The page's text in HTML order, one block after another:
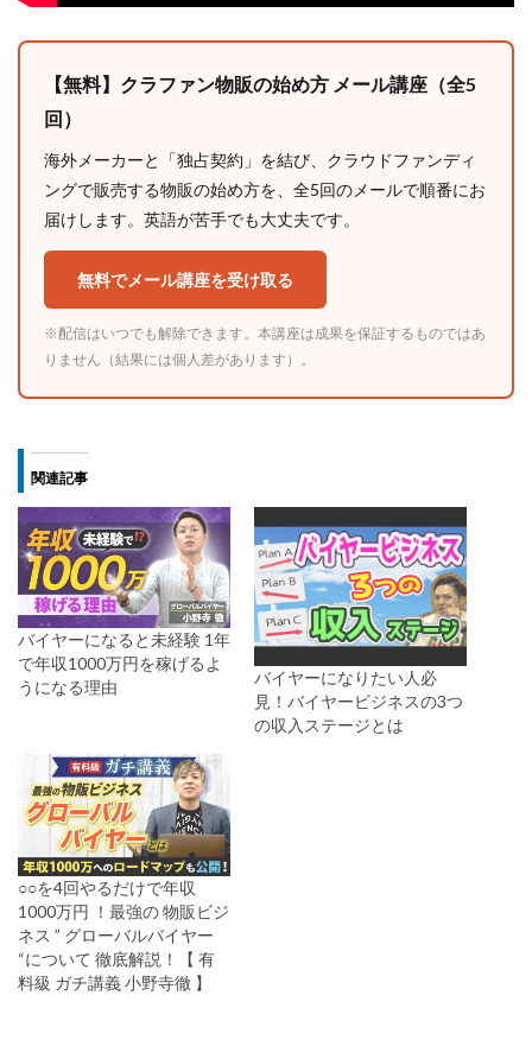
【無料】クラファン物販の始め方 メール講座（全5
回）
海外メーカーと「独占契約」を結び、クラウドファンディ
ングで販売する物販の始め方を、全5回のメールで順番にお
届けします。英語が苦手でも大丈夫です。
無料でメール講座を受け取る
※配信はいつでも解除できます。本講座は成果を保証するものではあ
りません（結果には個人差があります）。
関連記事
バイヤーになると未経験 1年
で年収1000万円を稼げるよ
うになる理由
バイヤーになりたい人必
見！バイヤービジネスの3つ
の収入ステージとは
○○を4回やるだけで年収
1000万円 ！最強の 物販ビジ
ネス ” グローバルバイヤー
“について 徹底解説！【 有
料級 ガチ講義 小野寺徹 】